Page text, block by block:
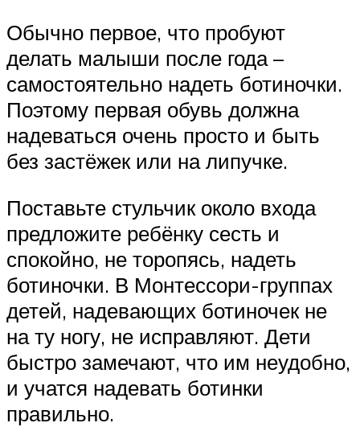
Обычно первое, что пробуют
делать малыши после года –
самостоятельно надеть ботиночки.
Поэтому первая обувь должна
надеваться очень просто и быть
без застёжек или на липучке.
Поставьте стульчик около входа
предложите ребёнку сесть и
спокойно, не торопясь, надеть
ботиночки. В Монтессори-группах
детей, надевающих ботиночек не
на ту ногу, не исправляют. Дети
быстро замечают, что им неудобно,
и учатся надевать ботинки
правильно.